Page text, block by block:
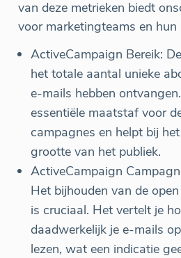
van deze metrieken biedt
voor marketingteams en hun
ActiveCampaign Bereik:
het totale aantal unieke
e-mails hebben
essentiële maatstaf voor
campagnes en helpt bij
grootte van het publiek.
ActiveCampaign
Het bijhouden van de
is cruciaal. Het vertelt je
daadwerkelijk je e-mails
lezen, wat een indicatie